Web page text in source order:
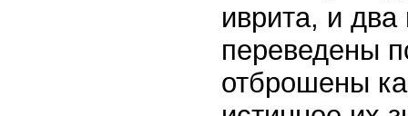
иврита, и
переведены
отброшены